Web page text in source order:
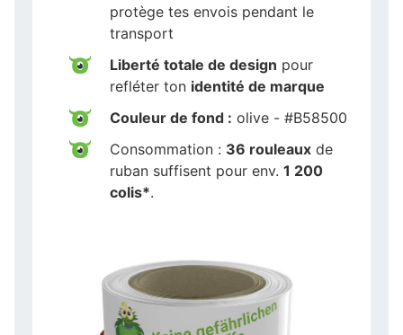
protège tes envois pendant le
transport
Liberté totale de design pour
refléter ton identité de marque
Couleur de fond : olive - #B58500
Consommation : 36 rouleaux de
ruban suffisent pour env. 1 200
colis*.